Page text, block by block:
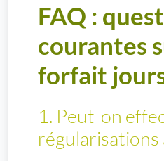
FAQ :
courantes
forfait
1. Peut-on
régularisations